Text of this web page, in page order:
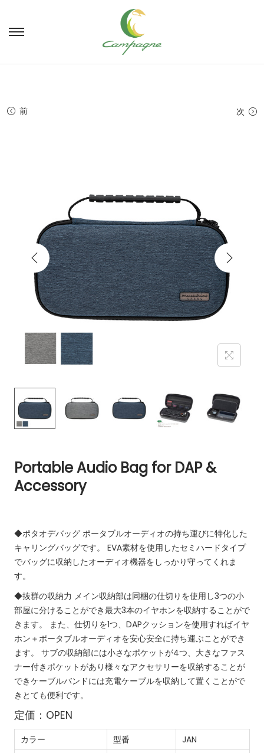
ナ
コ
前 次
Portable Audio Bag for DAP &
Accessory
◆ポタオデバッグ ポータブルオーディオの持ち運びに特化した
キャリングバッグです。
EVA素材を使用したセミハードタイプ
でバッグに収納したオーディオ機器をしっかり守ってくれま
す。
◆抜群の収納力 メイン収納部は同梱の仕切りを使用し3つの小
部屋に分けることができ最大3本のイヤホンを収納することがで
きます。
また、仕切りを1つ、DAPクッションを使用すればイヤ
ホン＋ポータブルオーディオを安心安全に持ち運ぶことができ
ます。
サブの収納部には小さなポケットが4つ、大きなファス
ナー付きポケットがあり様々なアクセサリーを収納することが
できケーブルバンドには充電ケーブルを収納して置くことがで
きとても便利です。
定価：OPEN
カラー 型番
JAN